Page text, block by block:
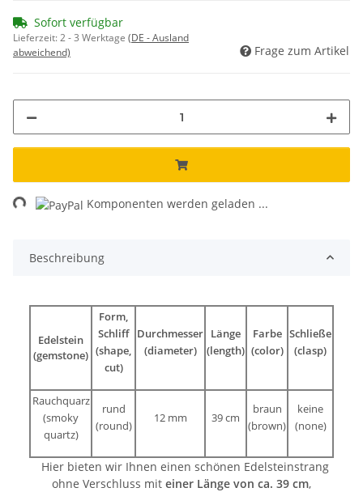
Sofort verfügbar
Lieferzeit:2 - 3 Werktage (DE - Ausland
abweichend)
Frage zum Artikel
Komponenten werden geladen ...
Beschreibung
Edelstein
(gemstone)
Form,
Schliff
(shape,
cut)
Durchmesser
(diameter)
Länge
(length)
Farbe
(color)
Schließe
(clasp)
Rauchquarz
(smoky
quartz)
rund
(round)
12 mm 39 cm
braun
(brown)
keine
(none)
Hier bieten wir Ihnen einen schönen Edelsteinstrang
ohne Verschluss mit einer Länge von ca. 39 cm,